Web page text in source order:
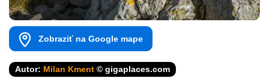
Zobraziť na Google mape
Autor: Milan Kment © gigaplaces.com